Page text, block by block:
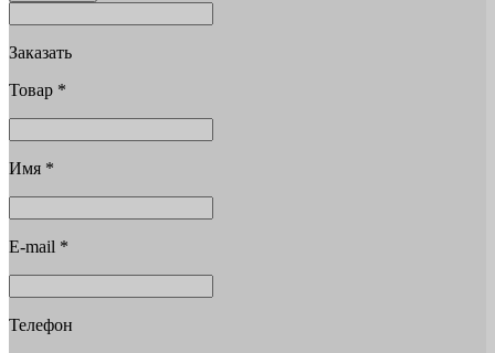
Заказать
Товар *
Имя *
E-mail *
Телефон